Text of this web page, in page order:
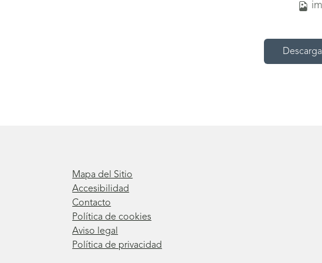
Mapa del Sitio
Accesibilidad
Contacto
Política de cookies
Aviso legal
Política de privacidad